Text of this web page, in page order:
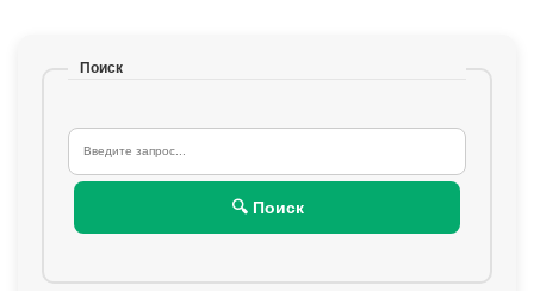
Поиск
🔍 Поиск